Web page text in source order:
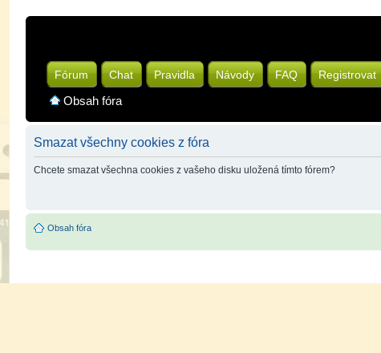
Fórum Chat Pravidla Návody FAQ Registrovat
Obsah fóra
Smazat všechny cookies z fóra
Chcete smazat všechna cookies z vašeho disku uložená tímto fórem?
Obsah fóra